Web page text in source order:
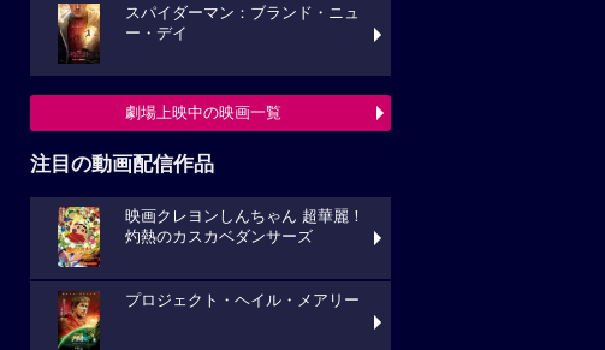
スパイダーマン：ブランド・ニュ
ー・デイ
劇場上映中の映画一覧
注目の動画配信作品
映画クレヨンしんちゃん 超華麗！
灼熱のカスカベダンサーズ
プロジェクト・ヘイル・メアリー